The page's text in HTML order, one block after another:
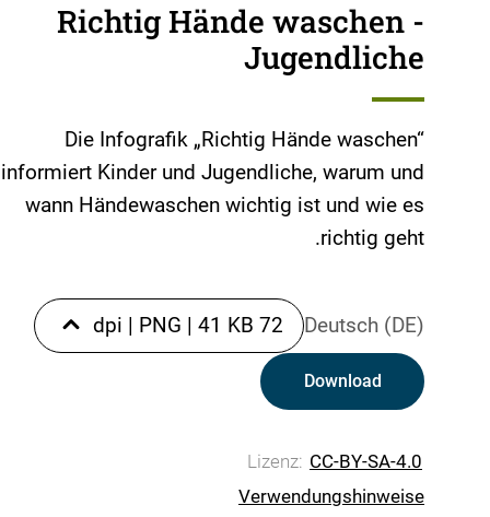
Richtig Hände waschen -
Jugendliche
Die Infografik „Richtig Hände waschen“
informiert Kinder und Jugendliche, warum und
wann Händewaschen wichtig ist und wie es
richtig geht.
Deutsch (DE)
72 dpi
| PNG | 41 KB
Download
Lizenz: CC-BY-SA-4.0
Verwendungshinweise